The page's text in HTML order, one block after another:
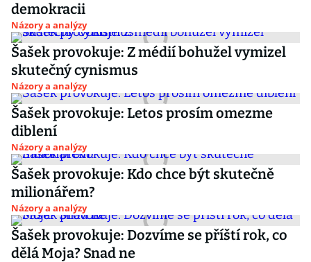
demokracii
Názory a analýzy
Šašek provokuje: Z médií bohužel vymizel
skutečný cynismus
Názory a analýzy
Šašek provokuje: Letos prosím omezme
diblení
Názory a analýzy
Šašek provokuje: Kdo chce být skutečně
milionářem?
Názory a analýzy
Šašek provokuje: Dozvíme se příští rok, co
dělá Moja? Snad ne